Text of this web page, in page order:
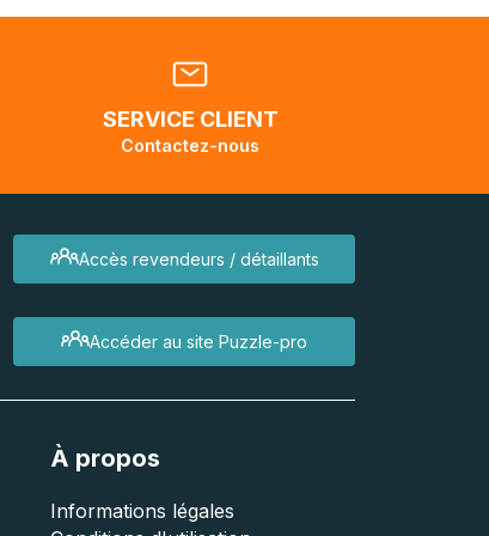
SERVICE CLIENT
Contactez-nous
Accès revendeurs / détaillants
Accéder au site Puzzle-pro
À propos
Informations légales